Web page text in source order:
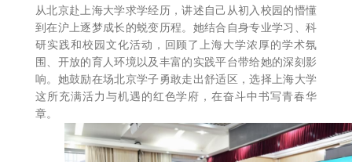
从北京赴上海大学求学经历，讲述自己从初入校园的懵懂
到在沪上逐梦成长的蜕变历程。她结合自身专业学习、科
研实践和校园文化活动，回顾了上海大学浓厚的学术氛
围、开放的育人环境以及丰富的实践平台带给她的深刻影
响。她鼓励在场北京学子勇敢走出舒适区，选择上海大学
这所充满活力与机遇的红色学府，在奋斗中书写青春华
章。